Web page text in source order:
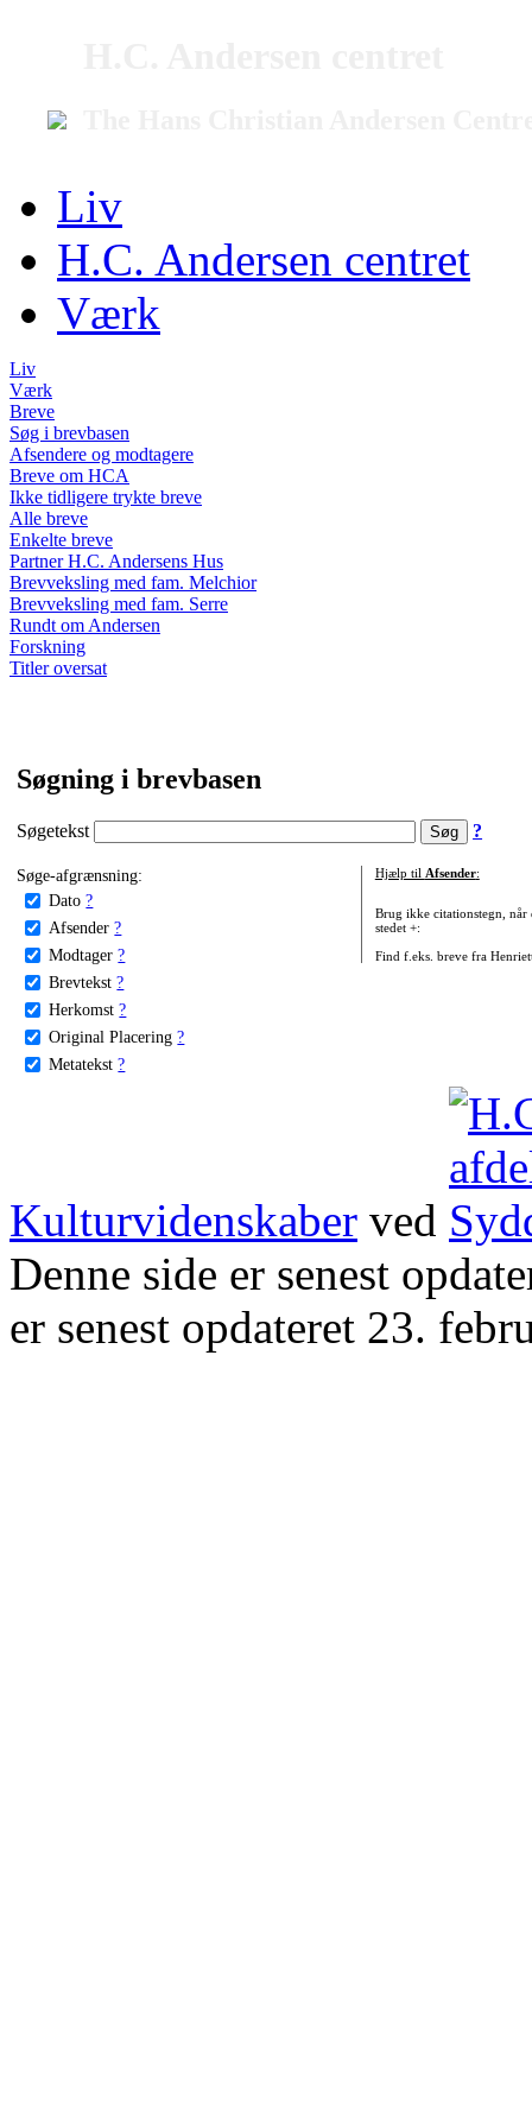
Liv
H.C. Andersen centret
Værk
Liv
Værk
Breve
Søg i brevbasen
Afsendere og modtagere
Breve om HCA
Ikke tidligere trykte breve
Alle breve
Enkelte breve
Partner H.C. Andersens Hus
Brevveksling med fam. Melchior
Brevveksling med fam. Serre
Rundt om Andersen
Forskning
Titler oversat
Søgning i brevbasen
Søgetekst ?
Søge-afgrænsning:
Dato ?
Afsender ?
Modtager ?
Brevtekst ?
Herkomst ?
Original Placering ?
Metatekst ?
Hjælp til Afsender:
Brug ikke citationstegn, når
stedet +:
Find f.eks. breve fra
Kulturvidenskaber ved
Denne side er senest
er senest opdateret 23.